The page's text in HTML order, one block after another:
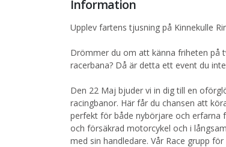
Information
Upplev fartens tjusning på Kinnekulle
Drömmer du om att känna friheten på
racerbana? Då är detta ett event du
Den 22 Maj bjuder vi in dig till en
racingbanor. Här får du chansen att
perfekt för både nybörjare och erfarna
och försäkrad motorcykel och i
med sin handledare. Vår Race grupp